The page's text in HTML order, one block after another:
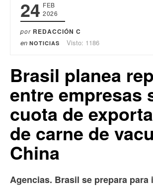
24 FEB
2026
por REDACCIÓN C
en NOTICIAS Visto: 1186
Brasil planea
entre empresas
cuota de
de carne de
China
Agencias. Brasil se prepara